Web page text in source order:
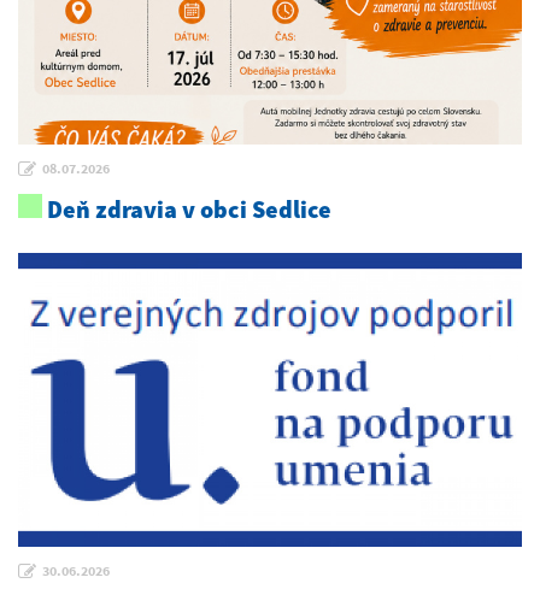
08.07.2026
Deň zdravia v obci Sedlice
30.06.2026